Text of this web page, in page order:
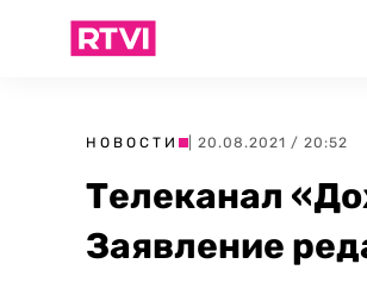
НОВОСТИ | 20.08.2021 / 20:52
Телеканал
Заявление